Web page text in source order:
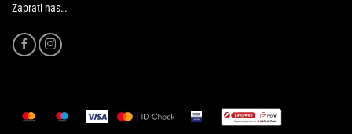
Zaprati nas…